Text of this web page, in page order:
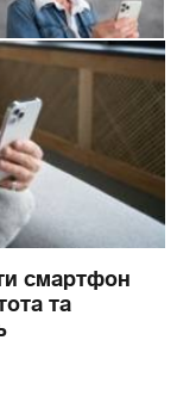
смартфон
та